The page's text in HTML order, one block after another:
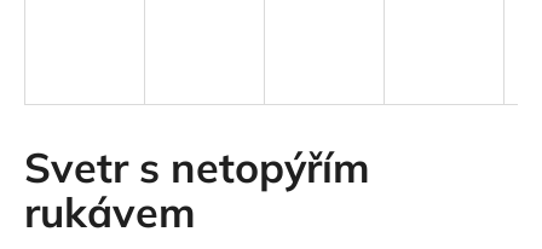
Svetr s netopýřím
rukávem
D
o
p